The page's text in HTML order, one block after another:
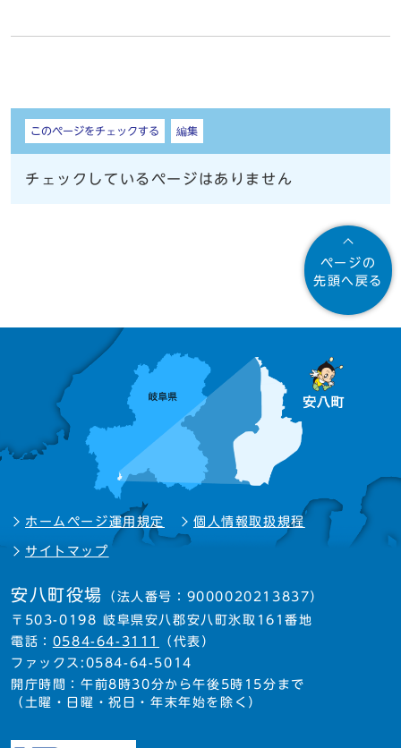
しおり
このページをチェックする 編集
チェックしているページはありません
ページの
先頭へ戻る
ホームページ運用規定 個人情報取扱規程
サイトマップ
安八町役場 （法人番号：9000020213837）
〒503-0198 岐阜県安八郡安八町氷取161番地
電話： 0584-64-3111
（代表）
ファックス:0584-64-5014
開庁時間：午前8時30分から午後5時15分まで
（土曜・日曜・祝日・年末年始を除く）